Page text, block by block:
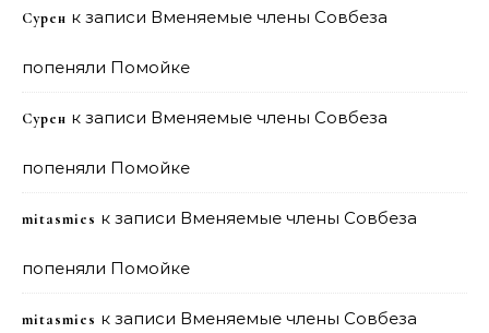
Сурен к записи Вменяемые члены Совбеза
попеняли Помойке
Сурен к записи Вменяемые члены Совбеза
попеняли Помойке
mitasmies к записи Вменяемые члены Совбеза
попеняли Помойке
mitasmies к записи Вменяемые члены Совбеза